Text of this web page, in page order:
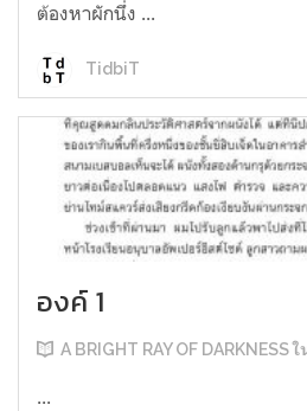
ต้องหาผักนึ่ง ...
TidbiT
องค์ 1
A BRIGHT RAY OF
...